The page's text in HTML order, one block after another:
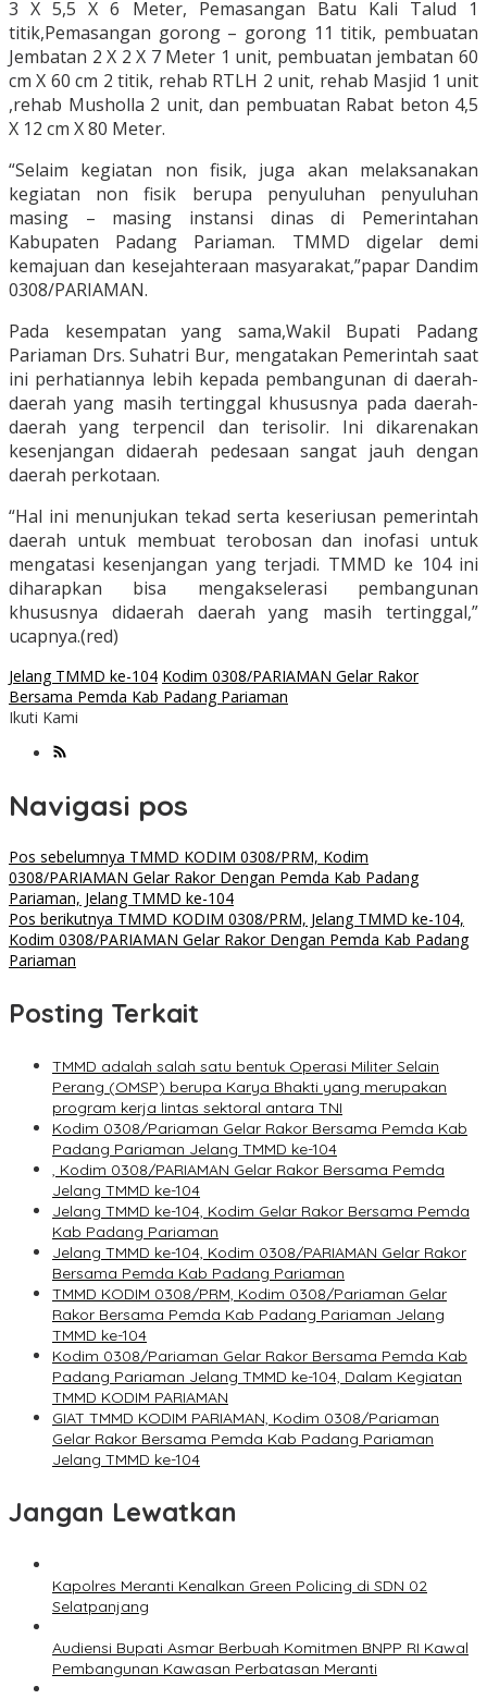
3 X 5,5 X 6 Meter, Pemasangan Batu Kali Talud 1
titik,Pemasangan gorong – gorong 11 titik, pembuatan
Jembatan 2 X 2 X 7 Meter 1 unit, pembuatan jembatan 60
cm X 60 cm 2 titik, rehab RTLH 2 unit, rehab Masjid 1 unit
,rehab Musholla 2 unit, dan pembuatan Rabat beton 4,5
X 12 cm X 80 Meter.
“Selaim kegiatan non fisik, juga akan melaksanakan
kegiatan non fisik berupa penyuluhan penyuluhan
masing – masing instansi dinas di Pemerintahan
Kabupaten Padang Pariaman. TMMD digelar demi
kemajuan dan kesejahteraan masyarakat,”papar Dandim
0308/PARIAMAN.
Pada kesempatan yang sama,Wakil Bupati Padang
Pariaman Drs. Suhatri Bur, mengatakan Pemerintah saat
ini perhatiannya lebih kepada pembangunan di daerah-
daerah yang masih tertinggal khususnya pada daerah-
daerah yang terpencil dan terisolir. Ini dikarenakan
kesenjangan didaerah pedesaan sangat jauh dengan
daerah perkotaan.
“Hal ini menunjukan tekad serta keseriusan pemerintah
daerah untuk membuat terobosan dan inofasi untuk
mengatasi kesenjangan yang terjadi. TMMD ke 104 ini
diharapkan bisa mengakselerasi pembangunan
khususnya didaerah daerah yang masih tertinggal,”
ucapnya.(red)
Jelang TMMD ke-104 Kodim 0308/PARIAMAN Gelar Rakor
Bersama Pemda Kab Padang Pariaman
Ikuti Kami
Navigasi pos
Pos sebelumnya TMMD KODIM 0308/PRM, Kodim
0308/PARIAMAN Gelar Rakor Dengan Pemda Kab Padang
Pariaman, Jelang TMMD ke-104
Pos berikutnya TMMD KODIM 0308/PRM, Jelang TMMD ke-104,
Kodim 0308/PARIAMAN Gelar Rakor Dengan Pemda Kab Padang
Pariaman
Posting Terkait
TMMD adalah salah satu bentuk Operasi Militer Selain
Perang (OMSP) berupa Karya Bhakti yang merupakan
program kerja lintas sektoral antara TNI
Kodim 0308/Pariaman Gelar Rakor Bersama Pemda Kab
Padang Pariaman Jelang TMMD ke-104
, Kodim 0308/PARIAMAN Gelar Rakor Bersama Pemda
Jelang TMMD ke-104
Jelang TMMD ke-104, Kodim Gelar Rakor Bersama Pemda
Kab Padang Pariaman
Jelang TMMD ke-104, Kodim 0308/PARIAMAN Gelar Rakor
Bersama Pemda Kab Padang Pariaman
TMMD KODIM 0308/PRM, Kodim 0308/Pariaman Gelar
Rakor Bersama Pemda Kab Padang Pariaman Jelang
TMMD ke-104
Kodim 0308/Pariaman Gelar Rakor Bersama Pemda Kab
Padang Pariaman Jelang TMMD ke-104, Dalam Kegiatan
TMMD KODIM PARIAMAN
GIAT TMMD KODIM PARIAMAN, Kodim 0308/Pariaman
Gelar Rakor Bersama Pemda Kab Padang Pariaman
Jelang TMMD ke-104
Jangan Lewatkan
Kapolres Meranti Kenalkan Green Policing di SDN 02
Selatpanjang
Audiensi Bupati Asmar Berbuah Komitmen BNPP RI Kawal
Pembangunan Kawasan Perbatasan Meranti